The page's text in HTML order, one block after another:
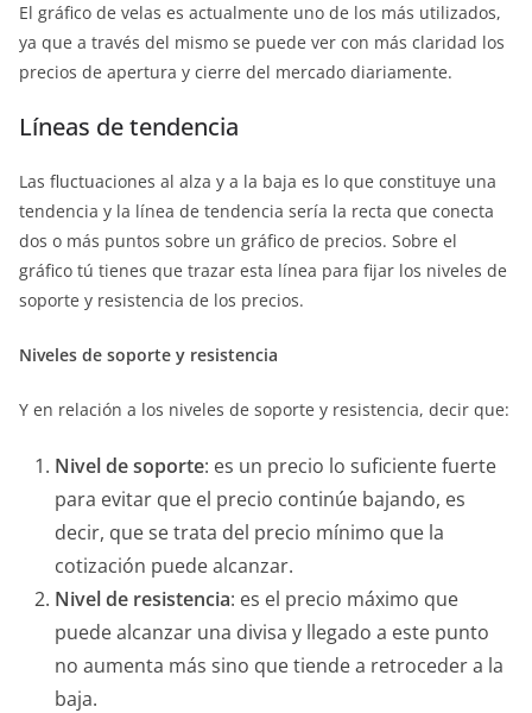
El gráfico de velas es actualmente uno de los más utilizados,
ya que a través del mismo se puede ver con más claridad los
precios de apertura y cierre del mercado diariamente.
Líneas de tendencia
Las fluctuaciones al alza y a la baja es lo que constituye una
tendencia y la línea de tendencia sería la recta que conecta
dos o más puntos sobre un gráfico de precios. Sobre el
gráfico tú tienes que trazar esta línea para fijar los niveles de
soporte y resistencia de los precios.
Niveles de soporte y resistencia
Y en relación a los niveles de soporte y resistencia, decir que:
Nivel de soporte: es un precio lo suficiente fuerte
para evitar que el precio continúe bajando, es
decir, que se trata del precio mínimo que la
cotización puede alcanzar.
Nivel de resistencia: es el precio máximo que
puede alcanzar una divisa y llegado a este punto
no aumenta más sino que tiende a retroceder a la
baja.